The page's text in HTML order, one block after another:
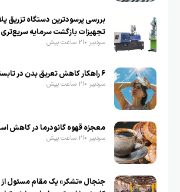
بررسی پرسودترین دستگاه تزریق
تجهیزات بازگشت سرمایه سریع‌تری
سردبیر 21 ساعت پیش
۶ راهکار کاهش تعریق بدن در تابستان
سردبیر 21 ساعت پیش
معجزه قهوه گانودرما در کاهش
سردبیر 21 ساعت پیش
جنجال «تشکر» یک مقام مسئول از